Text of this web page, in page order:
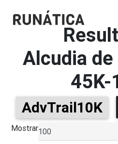
Alcudia de
45K-
AdvTrail10K
Mostrar